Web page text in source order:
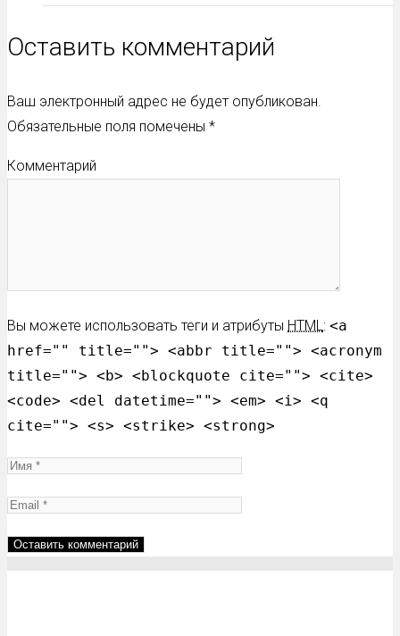
Оставить комментарий
Ваш электронный адрес не будет опубликован.
Обязательные поля помечены *
Комментарий
Вы можете использовать теги и атрибуты HTML: <a
href="" title=""> <abbr title=""> <acronym
title=""> <b> <blockquote cite=""> <cite>
<code> <del datetime=""> <em> <i> <q
cite=""> <s> <strike> <strong>